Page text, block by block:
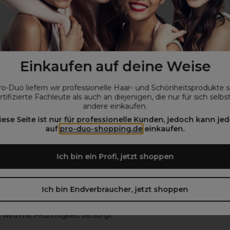
Einkaufen auf deine Weise
Duo liefern wir professionelle Haar- und Schönheitsprodukte
Fachleute als auch an diejenigen, die nur für sich
andere einkaufen.
Seite ist nur für professionelle Kunden, jedoch kann
auf pro-duo-shopping.deeinkaufen.
Ich bin ein Profi, jetzt shoppen
Ich bin Endverbraucher, jetzt shoppen
2 60ml
ohne MwSt.
L'Oréal Inoa High Resist 60ml
8,22€ 13,70€ ohne MwSt.
wird mit Feuchtigkeit versorgt